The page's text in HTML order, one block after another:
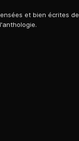
et bien écrites de